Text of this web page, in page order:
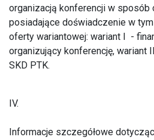
organizacją konferencji w sposób
posiadające doświadczenie w
oferty wariantowej: wariant I -
organizujący konferencję, wariant
SKD PTK.
IV.
Informacje szczegółowe